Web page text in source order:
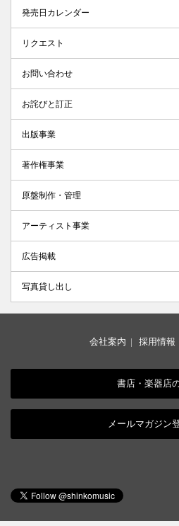
発売日カレンダー
リクエスト
お問い合わせ
お詫びと訂正
出版事業
著作権事業
原盤制作・管理
アーティスト事業
広告掲載
写真貸し出し
会社案内 | 採用情報
書店・楽器店
メールマガジン